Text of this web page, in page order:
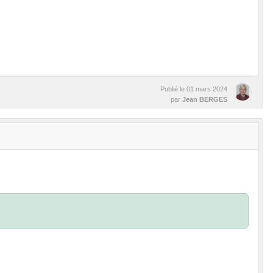
Publié le 01 mars 2024
par Jean BERGES